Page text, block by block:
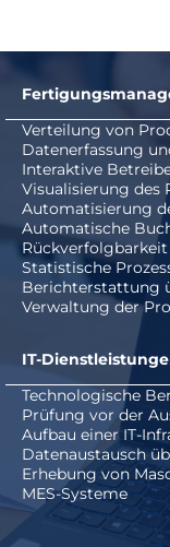
Verteilung von
Datenerfassung
Interaktive
Visualisierung des
Automatisierung
Automatische
Statistische
Berichterstattung
Verwaltung der
IT-
Technologische
Prüfung vor der
Aufbau einer IT-
Datenaustausch
Erhebung von
MES-Systeme